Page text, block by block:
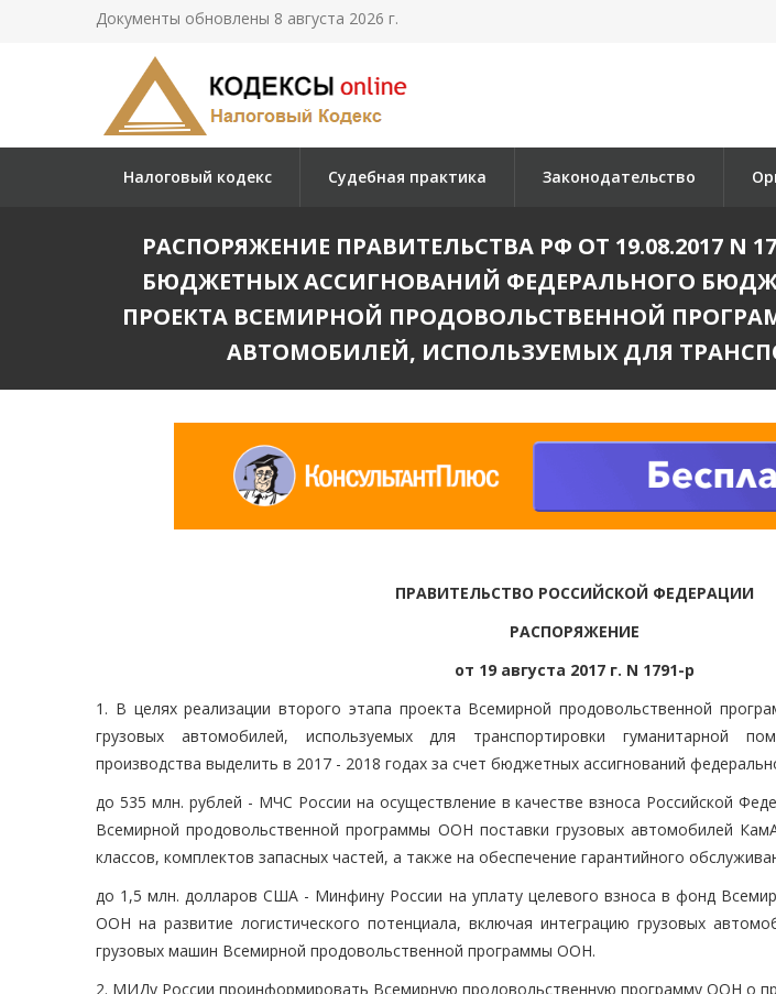
Документы обновлены 8 августа 2026 г.
Налоговый кодекс Судебная практика Законодательство
РАСПОРЯЖЕНИЕ ПРАВИТЕЛЬСТВА РФ ОТ 19.08.2017 N
БЮДЖЕТНЫХ АССИГНОВАНИЙ ФЕДЕРАЛЬНОГО
ПРОЕКТА ВСЕМИРНОЙ ПРОДОВОЛЬСТВЕННОЙ
АВТОМОБИЛЕЙ, ИСПОЛЬЗУЕМЫХ ДЛЯ
ПРАВИТЕЛЬСТВО РОССИЙСКОЙ ФЕДЕРАЦИИ
РАСПОРЯЖЕНИЕ
от 19 августа 2017 г. N 1791-р
1. В целях реализации второго этапа проекта Всемирной продовольственной
грузовых автомобилей, используемых для транспортировки гуманитарной
производства выделить в 2017 - 2018 годах за счет бюджетных ассигнований
до 535 млн. рублей - МЧС России на осуществление в качестве взноса Российской
Всемирной продовольственной программы ООН поставки грузовых автомобилей
классов, комплектов запасных частей, а также на обеспечение гарантийного
до 1,5 млн. долларов США - Минфину России на уплату целевого взноса в фонд
ООН на развитие логистического потенциала, включая интеграцию грузовых
грузовых машин Всемирной продовольственной программы ООН.
2. МИДу России проинформировать Всемирную продовольственную программу ООН о